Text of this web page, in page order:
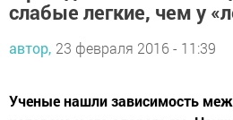
слабые легкие, чем у
автор, 23 февраля 2016 - 11:39
Ученые нашли зависимость